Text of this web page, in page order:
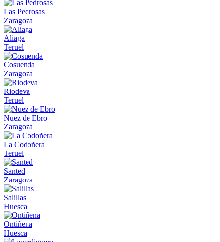
Las Pedrosas
Zaragoza
Aliaga
Teruel
Cosuenda
Zaragoza
Riodeva
Teruel
Nuez de Ebro
Zaragoza
La Codoñera
Teruel
Santed
Zaragoza
Salillas
Huesca
Ontiñena
Huesca